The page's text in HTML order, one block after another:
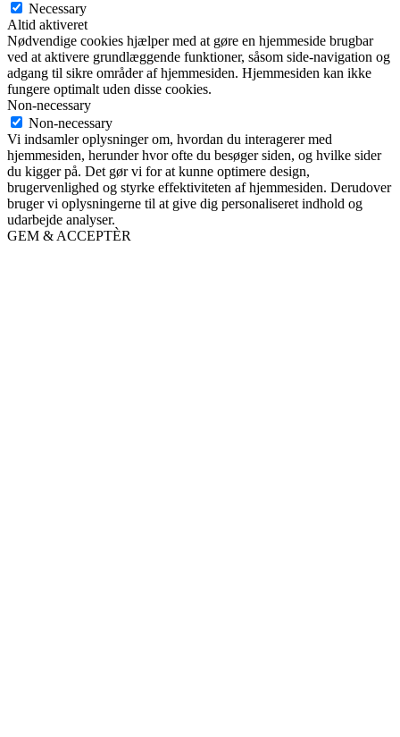
Necessary
Altid aktiveret
Nødvendige cookies hjælper med at gøre en hjemmeside brugbar
ved at aktivere grundlæggende funktioner, såsom side-navigation og
adgang til sikre områder af hjemmesiden. Hjemmesiden kan ikke
fungere optimalt uden disse cookies.
Non-necessary
Non-necessary
Vi indsamler oplysninger om, hvordan du interagerer med
hjemmesiden, herunder hvor ofte du besøger siden, og hvilke sider
du kigger på. Det gør vi for at kunne optimere design,
brugervenlighed og styrke effektiviteten af hjemmesiden. Derudover
bruger vi oplysningerne til at give dig personaliseret indhold og
udarbejde analyser.
GEM & ACCEPTÈR